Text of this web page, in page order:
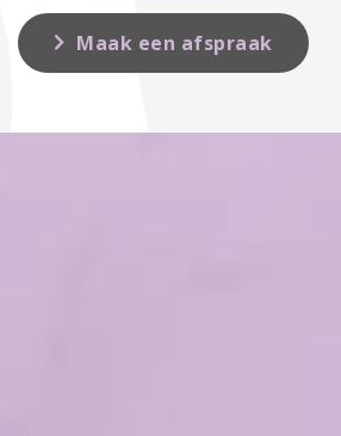
Maak een afspraak